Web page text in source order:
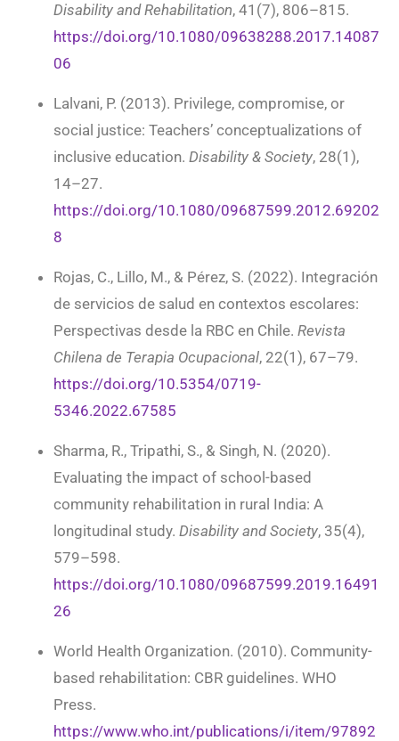
Disability and Rehabilitation, 41(7), 806–815.
https://doi.org/10.1080/09638288.2017.14087
06
Lalvani, P. (2013). Privilege, compromise, or
social justice: Teachers’ conceptualizations of
inclusive education. Disability & Society, 28(1),
14–27.
https://doi.org/10.1080/09687599.2012.69202
8
Rojas, C., Lillo, M., & Pérez, S. (2022). Integración
de servicios de salud en contextos escolares:
Perspectivas desde la RBC en Chile. Revista
Chilena de Terapia Ocupacional, 22(1), 67–79.
https://doi.org/10.5354/0719-
5346.2022.67585
Sharma, R., Tripathi, S., & Singh, N. (2020).
Evaluating the impact of school-based
community rehabilitation in rural India: A
longitudinal study. Disability and Society, 35(4),
579–598.
https://doi.org/10.1080/09687599.2019.16491
26
World Health Organization. (2010). Community-
based rehabilitation: CBR guidelines. WHO
Press.
https://www.who.int/publications/i/item/97892